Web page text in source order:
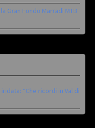
Gran Fondo Marradi MTB
“Che ricordi in Val di